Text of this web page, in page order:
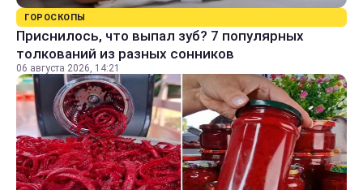
ГОРОСКОПЫ
Приснилось, что выпал зуб? 7 популярных
толкований из разных сонников
06 августа 2026, 14:21